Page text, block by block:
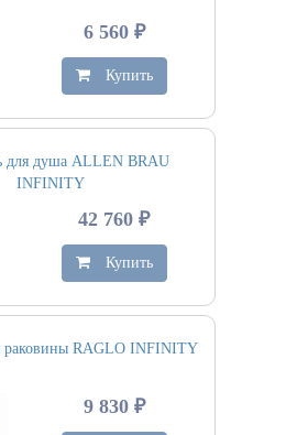
6 560 ₽
Купить
для душа ALLEN BRAU
INFINITY
42 760 ₽
Купить
раковины RAGLO INFINITY
9 830 ₽